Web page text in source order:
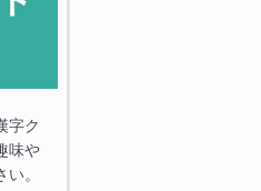
字ク
味や
。